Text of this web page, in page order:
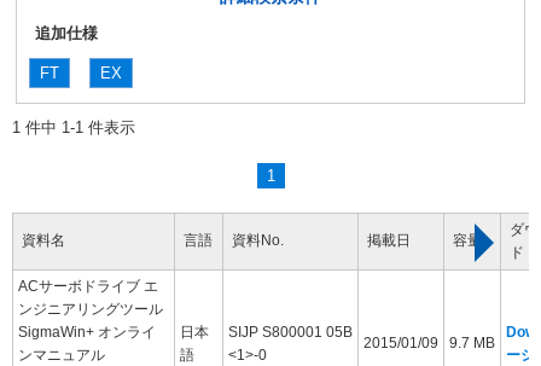
追加仕様
FT EX
1 件中 1-1 件表示
1
資料名 言語 資料No. 掲載日 容量
ダ
ド
ACサーボドライブ エ
ンジニアリングツール
SigmaWin+ オンライ
ンマニュアル
日本
語
SIJP S800001 05B
<1>-0
2015/01/09 9.7 MB
ージ